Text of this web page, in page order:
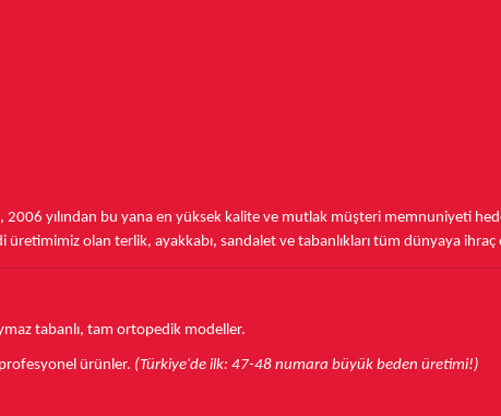
2006 yılından bu yana en yüksek kalite ve mutlak müşteri memnuniyeti
olan terlik, ayakkabı, sandalet ve tabanlıkları tüm dünyaya ihraç
tabanlı, tam ortopedik modeller.
ürünler. (Türkiye'de ilk: 47-48 numara büyük beden üretimi!)